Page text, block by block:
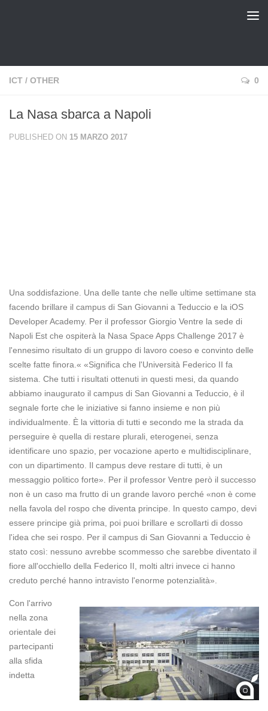
ICT / OTHER 0
La Nasa sbarca a Napoli
PUBLISHED ON 15 MARZO 2017
Una soddisfazione. Una delle tante che nelle ultime settimane sta
facendo brillare il campus di San Giovanni a Teduccio e la iOS
Developer Academy. Per il professor Giorgio Ventre la sede di
Napoli Est che ospiterà la Nasa Space Apps Challenge 2017 è
l'ennesimo risultato di un gruppo di lavoro coeso e convinto delle
scelte fatte finora.« «Significa che l'Università Federico II fa
sistema. Che tutti i risultati ottenuti in questi mesi, da quando
abbiamo inaugurato il campus di San Giovanni a Teduccio, è il
segnale forte che le iniziative si fanno insieme e non più
individualmente. È la vittoria di tutti e secondo me la strada da
perseguire è quella di restare plurali, eterogenei, senza
identificare uno spazio, per vocazione aperto e multidisciplinare,
con un dipartimento. Il campus deve restare di tutti, è un
messaggio politico forte». Per il professor Ventre però il successo
non è un caso ma frutto di un grande lavoro perché «non è come
nella favola del rospo che diventa principe. In questo campo, devi
essere principe già prima, poi puoi brillare e scrollarti di dosso
l'idea che sei rospo. Per il campus di San Giovanni a Teduccio è
stato così: nessuno avrebbe scommesso che sarebbe diventato il
fiore all'occhiello della Federico II, molti altri invece ci hanno
creduto perché hanno intravisto l'enorme potenzialità».
Con l'arrivo
nella zona
orientale dei
partecipanti
alla sfida
indetta